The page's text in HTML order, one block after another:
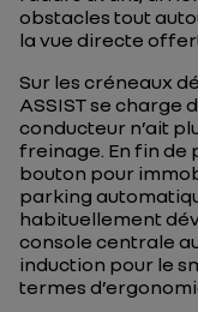
obstacles tout
la vue directe
Sur les créneaux
ASSIST se charge
conducteur n’ait
freinage. En fin de
bouton pour
parking
habituellement
console centrale
induction pour le
termes